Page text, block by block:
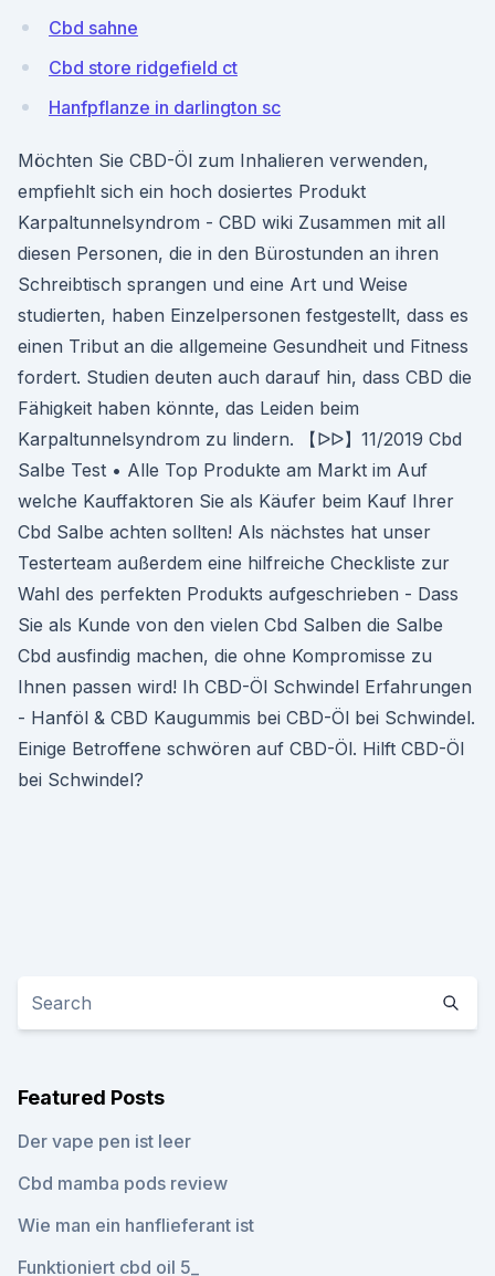
Cbd sahne
Cbd store ridgefield ct
Hanfpflanze in darlington sc
Möchten Sie CBD-Öl zum Inhalieren verwenden,
empfiehlt sich ein hoch dosiertes Produkt
Karpaltunnelsyndrom - CBD wiki Zusammen mit all
diesen Personen, die in den Bürostunden an ihren
Schreibtisch sprangen und eine Art und Weise
studierten, haben Einzelpersonen festgestellt, dass es
einen Tribut an die allgemeine Gesundheit und Fitness
fordert. Studien deuten auch darauf hin, dass CBD die
Fähigkeit haben könnte, das Leiden beim
Karpaltunnelsyndrom zu lindern. 【ᐅᐅ】11/2019 Cbd
Salbe Test • Alle Top Produkte am Markt im Auf
welche Kauffaktoren Sie als Käufer beim Kauf Ihrer
Cbd Salbe achten sollten! Als nächstes hat unser
Testerteam außerdem eine hilfreiche Checkliste zur
Wahl des perfekten Produkts aufgeschrieben - Dass
Sie als Kunde von den vielen Cbd Salben die Salbe
Cbd ausfindig machen, die ohne Kompromisse zu
Ihnen passen wird! Ih CBD-Öl Schwindel Erfahrungen
- Hanföl & CBD Kaugummis bei CBD-Öl bei Schwindel.
Einige Betroffene schwören auf CBD-Öl. Hilft CBD-Öl
bei Schwindel?
Featured Posts
Der vape pen ist leer
Cbd mamba pods review
Wie man ein hanflieferant ist
Funktioniert cbd oil 5_